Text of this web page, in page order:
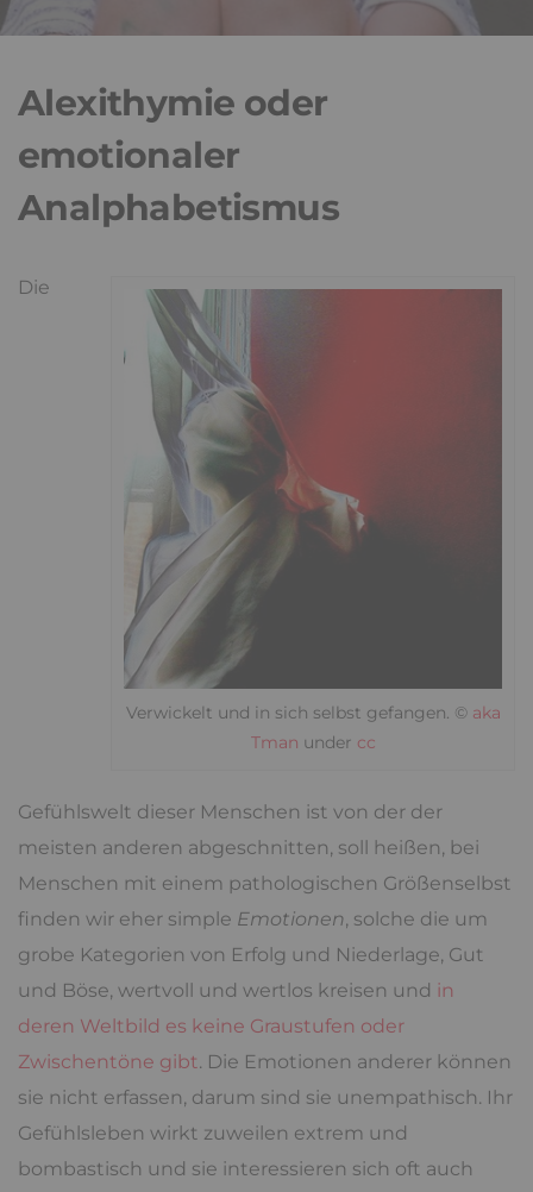
Alexithymie oder
emotionaler
Analphabetismus
Verwickelt und in sich selbst gefangen. © aka
Tman under cc
Die
Gefühlswelt dieser Menschen ist von der der
meisten anderen abgeschnitten, soll heißen, bei
Menschen mit einem pathologischen Größenselbst
finden wir eher simple Emotionen, solche die um
grobe Kategorien von Erfolg und Niederlage, Gut
und Böse, wertvoll und wertlos kreisen und in
deren Weltbild es keine Graustufen oder
Zwischentöne gibt. Die Emotionen anderer können
sie nicht erfassen, darum sind sie unempathisch. Ihr
Gefühlsleben wirkt zuweilen extrem und
bombastisch und sie interessieren sich oft auch